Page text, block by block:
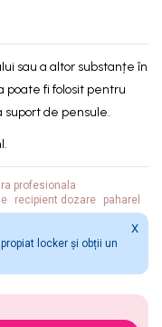
sau a altor substanțe în
poate fi folosit pentru
suport de pensule.
profesionala
recipient dozare paharel
locker și obții un
X